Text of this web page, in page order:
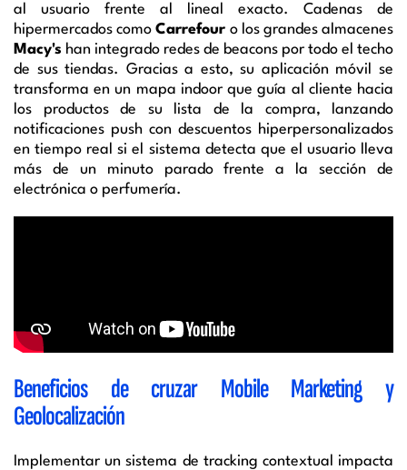
al usuario frente al lineal exacto. Cadenas de
hipermercados comoCarrefour o los grandes almacenes
Macy's han integrado redes de beacons por todo el techo
de sus tiendas. Gracias a esto, su aplicación móvil se
transforma en un mapa indoor que guía al cliente hacia
los productos de su lista de la compra, lanzando
notificaciones push con descuentos hiperpersonalizados
en tiempo real si el sistema detecta que el usuario lleva
más de un minuto parado frente a la sección de
electrónica o perfumería.
Beneficios de cruzar Mobile Marketing y
Geolocalización
Implementar un sistema de tracking contextual impacta